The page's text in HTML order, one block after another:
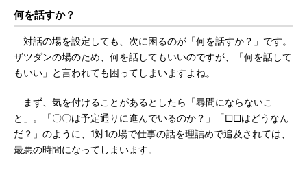
何を話すか？
対話の場を設定しても、次に困るのが「何を話すか？」です。
ザツダンの場のため、何を話してもいいのですが、「何を話して
もいい」と言われても困ってしまいますよね。
まず、気を付けることがあるとしたら「尋問にならないこ
と」。「〇〇は予定通りに進んでいるのか？」「□□はどうなん
だ？」のように、1対1の場で仕事の話を理詰めで追及されては、
最悪の時間になってしまいます。